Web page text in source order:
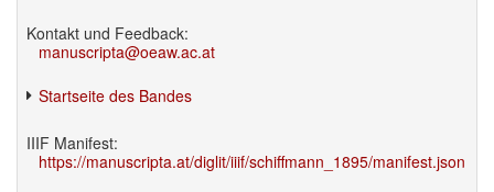
Kontakt und Feedback:
manuscripta@oeaw.ac.at
Startseite des Bandes
IIIF Manifest:
https://manuscripta.at/diglit/iiif/schiffmann_1895/manifest.json